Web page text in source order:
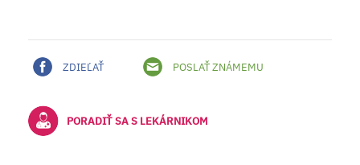
ZDIEĽAŤ POSLAŤ ZNÁMEMU
PORADIŤ SA S LEKÁRNIKOM